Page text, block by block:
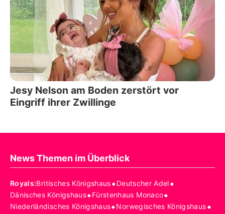
Jesy Nelson am Boden zerstört vor
Eingriff ihrer Zwillinge
News Themen im Überblick
Royals:Britisches Königshaus•Deutscher Adel•
Dänisches Königshaus•Fürstenhaus Monaco•
Niederländisches Königshaus•Norwegisches Königshaus•